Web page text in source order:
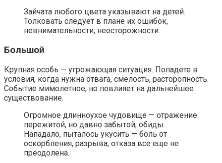
Зайчата любого цвета указывают на детей.
Толковать следует в плане их ошибок,
невнимательности, неосторожности.
Большой
Крупная особь — угрожающая ситуация. Попадете в
условия, когда нужна отвага, смелость, расторопность.
Событие мимолетное, но повлияет на дальнейшее
существование.
Огромное длинноухое чудовище — отражение
пережитой, но давно забытой, обиды.
Нападало, пыталось укусить — боль от
оскорбления, разрыва, отказа все еще не
преодолена.